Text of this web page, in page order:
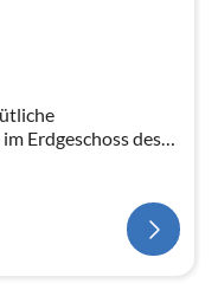
Erdgeschoss des
Meter bis zur